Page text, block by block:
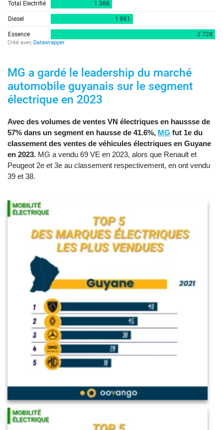
MG a gardé le leadership du marché
automobile guyanais sur le segment
électrique en 2023
Avec des volumes de ventes VN électriques en haussse de
57% dans un segment en hausse de 41.6%, MG fut 1e du
classement des ventes de véhicules électriques en Guyane
en 2023. MG a vendu 69 VE en 2023, alors que Renault et
Peugeot 2e et 3e au classement respectivement, en ont vendu
39 et 38.